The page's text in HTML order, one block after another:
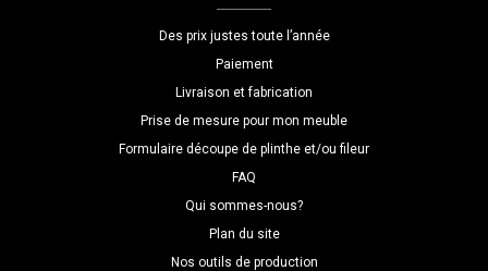
Des prix justes toute l’année
Paiement
Livraison et fabrication
Prise de mesure pour mon meuble
Formulaire découpe de plinthe et/ou fileur
FAQ
Qui sommes-nous?
Plan du site
Nos outils de production